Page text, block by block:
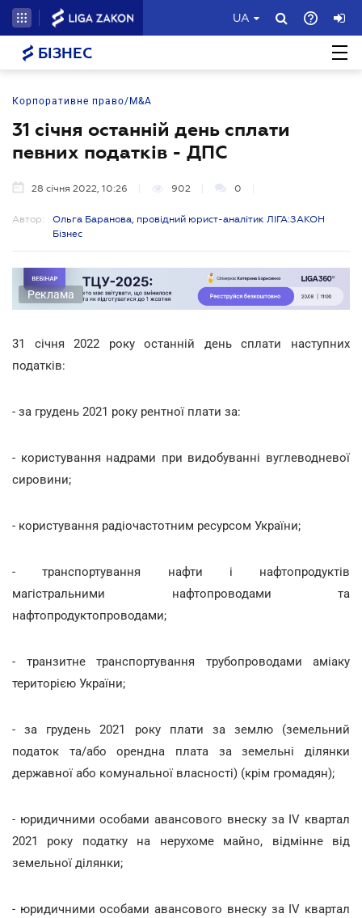
UA
БІЗНЕС
Корпоративне право/M&A
31 січня останній день сплати
певних податків - ДПС
28 січня 2022, 10:26 902 0
Автор:
Ольга Баранова, провідний юрист-аналітик ЛІГА:ЗАКОН
Бізнес
Реклама
31 січня 2022 року останній день сплати наступних
податків:
- за грудень 2021 року рентної плати за:
- користування надрами при видобуванні вуглеводневої
сировини;
- користування радіочастотним ресурсом України;
- транспортування нафти і нафтопродуктів
магістральними нафтопроводами та
нафтопродуктопроводами;
- транзитне транспортування трубопроводами аміаку
територією України;
- за грудень 2021 року плати за землю (земельний
податок та/або орендна плата за земельні ділянки
державної або комунальної власності) (крім громадян);
- юридичними особами авансового внеску за ІV квартал
2021 року податку на нерухоме майно, відмінне від
земельної ділянки;
- юридичними особами авансового внеску за ІV квартал